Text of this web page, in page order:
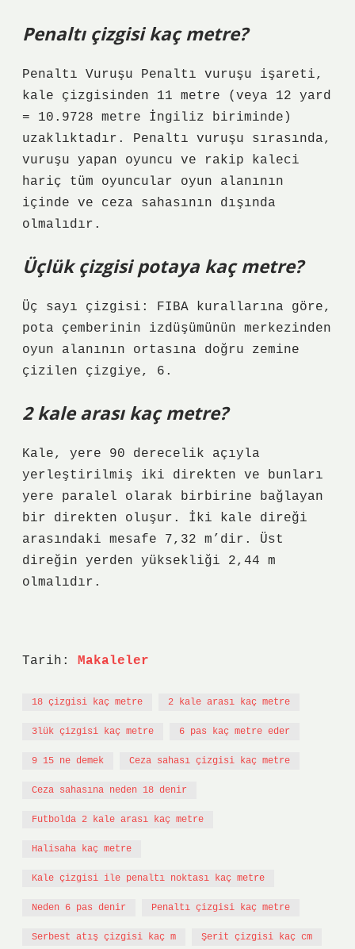
Penaltı çizgisi kaç metre?
Penaltı Vuruşu Penaltı vuruşu işareti,
kale çizgisinden 11 metre (veya 12 yard
= 10.9728 metre İngiliz biriminde)
uzaklıktadır. Penaltı vuruşu sırasında,
vuruşu yapan oyuncu ve rakip kaleci
hariç tüm oyuncular oyun alanının
içinde ve ceza sahasının dışında
olmalıdır.
Üçlük çizgisi potaya kaç metre?
Üç sayı çizgisi: FIBA ​​kurallarına göre,
pota çemberinin izdüşümünün merkezinden
oyun alanının ortasına doğru zemine
çizilen çizgiye, 6.
2 kale arası kaç metre?
Kale, yere 90 derecelik açıyla
yerleştirilmiş iki direkten ve bunları
yere paralel olarak birbirine bağlayan
bir direkten oluşur. İki kale direği
arasındaki mesafe 7,32 m’dir. Üst
direğin yerden yüksekliği 2,44 m
olmalıdır.
Tarih: Makaleler
18 çizgisi kaç metre 2 kale arası kaç metre
3lük çizgisi kaç metre 6 pas kaç metre eder
9 15 ne demek Ceza sahası çizgisi kaç metre
Ceza sahasına neden 18 denir
Futbolda 2 kale arası kaç metre
Halisaha kaç metre
Kale çizgisi ile penaltı noktası kaç metre
Neden 6 pas denir Penaltı çizgisi kaç metre
Serbest atış çizgisi kaç m Şerit çizgisi kaç cm